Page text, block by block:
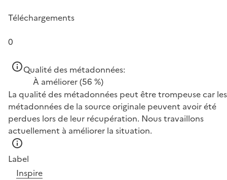
Téléchargements
0
Qualité des métadonnées:
À améliorer(56 %)
La qualité des métadonnées peut être trompeuse car les
métadonnées de la source originale peuvent avoir été
perdues lors de leur récupération. Nous travaillons
actuellement à améliorer la situation.
Label
Inspire